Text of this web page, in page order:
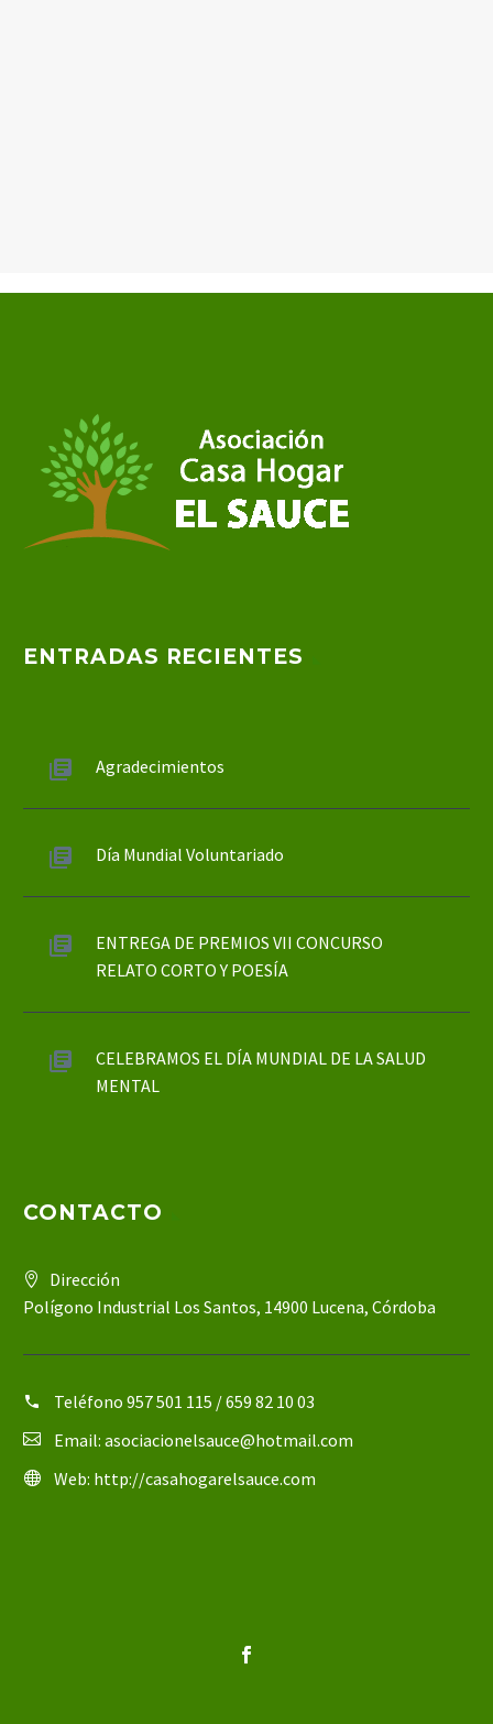
ENTRADAS RECIENTES
Agradecimientos
Día Mundial Voluntariado
ENTREGA DE PREMIOS VII CONCURSO
RELATO CORTO Y POESÍA
CELEBRAMOS EL DÍA MUNDIAL DE LA SALUD
MENTAL
CONTACTO
Dirección
Polígono Industrial Los Santos, 14900 Lucena, Córdoba
Teléfono 957 501 115 / 659 82 10 03
Email: asociacionelsauce@hotmail.com
Web: http://casahogarelsauce.com